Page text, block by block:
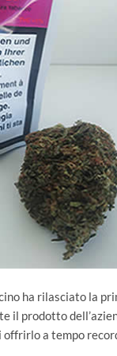
ha rilasciato la
il prodotto
offrirlo a tempo